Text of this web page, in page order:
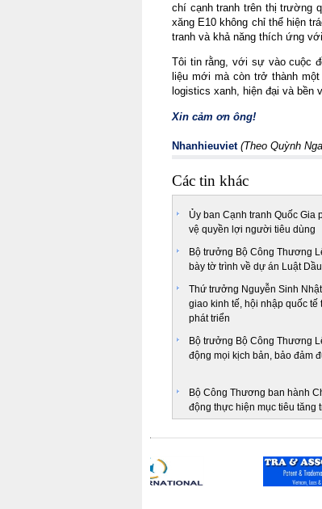
chí cạnh tranh trên thị trường
xăng E10 không chỉ thể hiện
tranh và khả năng thích ứng
Tôi tin rằng, với sự vào cuộc
liệu mới mà còn trở thành
logistics xanh, hiện đại và
Xin cảm ơn ông!
Nhanhieuviet (Theo Quỳnh
Các tin khác
Ủy ban Cạnh tranh Quốc Gia
vệ quyền lợi người tiêu dùng
Bộ trưởng Bộ Công Thương
bày tờ trình về dự án Luật
Thứ trưởng Nguyễn Sinh
giao kinh tế, hội nhập quốc tế
phát triển
Bộ trưởng Bộ Công Thương
động mọi kịch bản, bảo đảm
Bộ Công Thương ban hành
động thực hiện mục tiêu tăng